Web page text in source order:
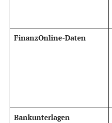
FinanzOnline-Daten
Bankunterlagen